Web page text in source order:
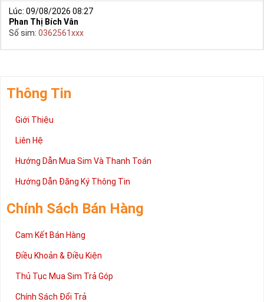
Lúc: 09/08/2026 08:27
Phan Thị Bích Vân
Số sim: 0362561xxx
Thông Tin
Giới Thiệu
Liên Hệ
Hướng Dẫn Mua Sim Và Thanh Toán
Hướng Dẫn Đăng Ký Thông Tin
Chính Sách Bán Hàng
Cam Kết Bán Hàng
Điều Khoản & Điều Kiện
Thủ Tục Mua Sim Trả Góp
Chính Sách Đổi Trả